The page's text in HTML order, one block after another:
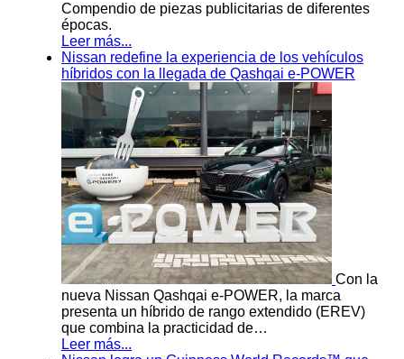
Compendio de piezas publicitarias de diferentes
épocas.
Leer más...
Nissan redefine la experiencia de los vehículos
híbridos con la llegada de Qashqai e-POWER
Con la
nueva Nissan Qashqai e-POWER, la marca
presenta un híbrido de rango extendido (EREV)
que combina la practicidad de…
Leer más...